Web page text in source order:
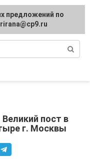
пост в
г. Москвы
предложений по